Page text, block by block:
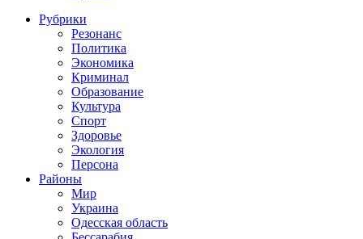
Рубрики
Резонанс
Политика
Экономика
Криминал
Образование
Культура
Спорт
Здоровье
Экология
Персона
Районы
Мир
Украина
Одесская область